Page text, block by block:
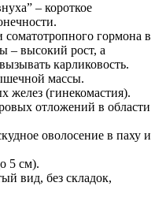
– короткое
гормона в
– высокий рост, а
карликовость.
массы.
желез (гинекомастия).
отложений в области
оволосение в паху и
5 см).
вид, без складок,